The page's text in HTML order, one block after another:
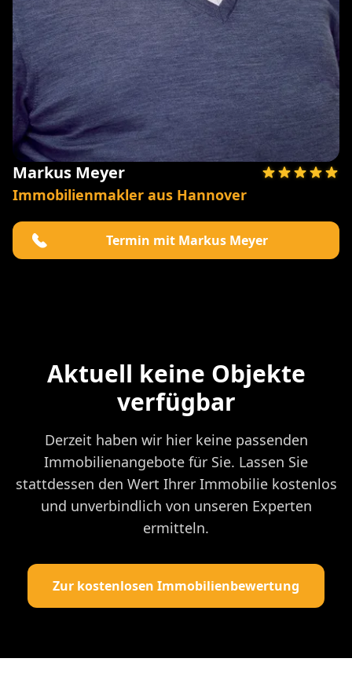
Markus Meyer
Immobilienmakler aus Hannover
Termin mit Markus Meyer
Aktuell keine Objekte
verfügbar
Derzeit haben wir hier keine passenden
Immobilienangebote für Sie. Lassen Sie
stattdessen den Wert Ihrer Immobilie kostenlos
und unverbindlich von unseren Experten
ermitteln.
Zur kostenlosen Immobilienbewertung